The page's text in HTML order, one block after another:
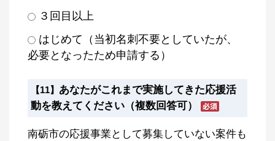
３回目以上
はじめて（当初名刺不要としていたが、
必要となったため申請する）
【11】 あなたがこれまで実施してきた応援活
動を教えてください（複数回答可）
南砺市の応援事業として募集していない案件も